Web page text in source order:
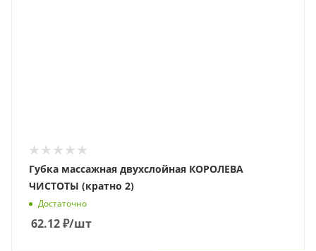
Губка массажная двухслойная КОРОЛЕВА
ЧИСТОТЫ (кратно 2)
Достаточно
62.12₽/шт